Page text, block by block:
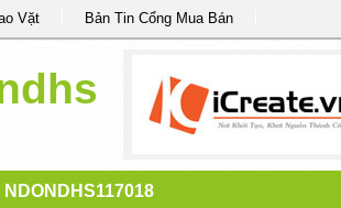
Vặt Bản Tin Cổng Mua Bán
NDONDHS117018